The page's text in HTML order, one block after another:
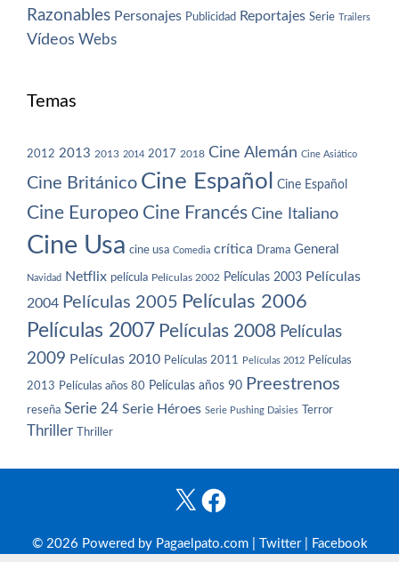
Razonables Personajes Publicidad Reportajes Serie Trailers
Vídeos Webs
Temas
2012 2013 2013 2014 2017 2018 Cine Alemán Cine Asiático
Cine Británico Cine Español Cine Español
Cine Europeo Cine Francés Cine Italiano
Cine Usa cine usa Comedia crítica Drama General
Navidad Netflix película Películas 2002 Películas 2003 Películas
2004 Películas 2005 Películas 2006
Películas 2007 Películas 2008 Películas
2009 Películas 2010 Películas 2011 Películas 2012 Películas
2013 Películas años 80 Películas años 90 Preestrenos
reseña Serie 24 Serie Héroes Serie Pushing Daisies Terror
Thriller Thriller
X Facebook
© 2026 Powered by Pagaelpato.com | Twitter| Facebook